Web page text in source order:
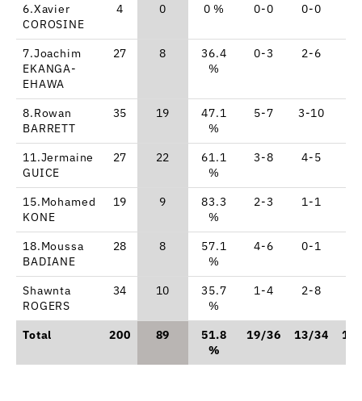
6.Xavier
COROSINE
4 0 0 % 0-0 0-0
7.Joachim
EKANGA-
EHAWA
27 8
36.4
%
0-3 2-6
8.Rowan
BARRETT
35 19
47.1
%
5-7 3-10
11.Jermaine
GUICE
27 22
61.1
%
3-8 4-5
15.Mohamed
KONE
19 9
83.3
%
2-3 1-1
18.Moussa
BADIANE
28 8
57.1
%
4-6 0-1
Shawnta
ROGERS
34 10
35.7
%
1-4 2-8
Total 200 89
51.8
%
19/36 13/34